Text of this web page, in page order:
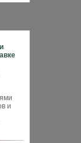
и